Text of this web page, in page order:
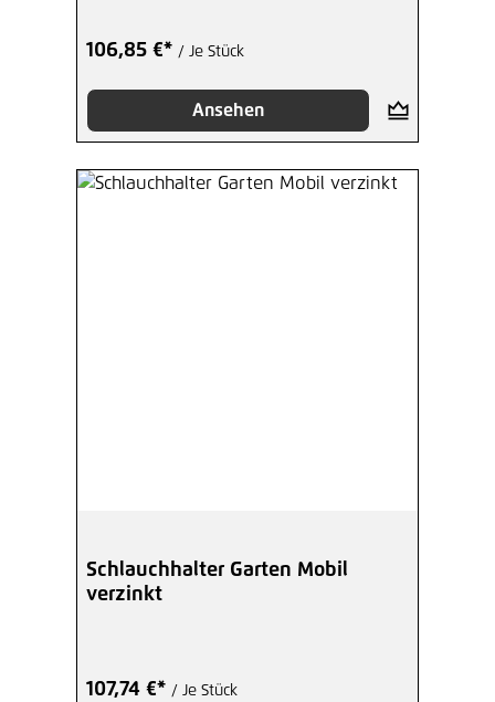
106,85 €* / Je Stück
Ansehen
Schlauchhalter Garten Mobil
verzinkt
107,74 €* / Je Stück